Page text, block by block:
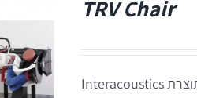
TRV Chair
כסא לצורך הערכה וטיפול במצבים של ליקוי במערכת שיווי המשקל מתוצרת Interacoustics